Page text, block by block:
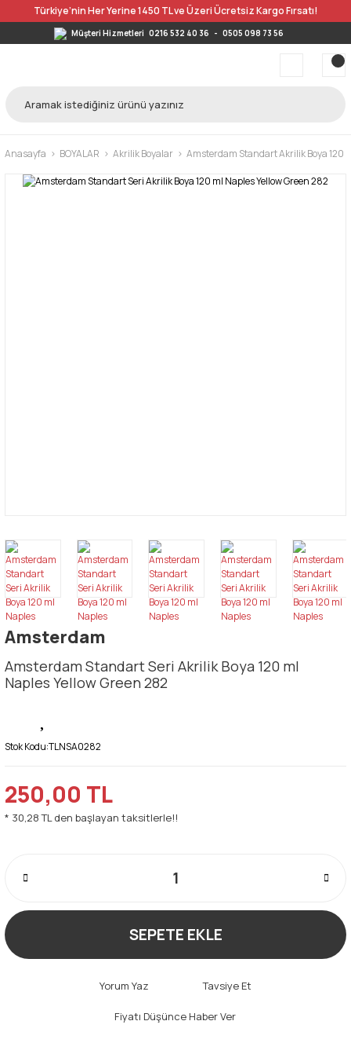
Türkiye’nin Her Yerine 1450 TL ve Üzeri Ücretsiz Kargo Fırsatı!
Müşteri Hizmetleri 0216 532 40 36 - 0505 098 73 56
Anasayfa BOYALAR Akrilik Boyalar Amsterdam Standart Akrilik Boya 120
Amsterdam
Amsterdam Standart Seri Akrilik Boya 120 ml
Naples Yellow Green 282
Stok Kodu:TLNSA0282
250,00 TL
* 30,28 TL den başlayan taksitlerle!!
SEPETE EKLE
Yorum Yaz Tavsiye Et
Fiyatı Düşünce Haber Ver